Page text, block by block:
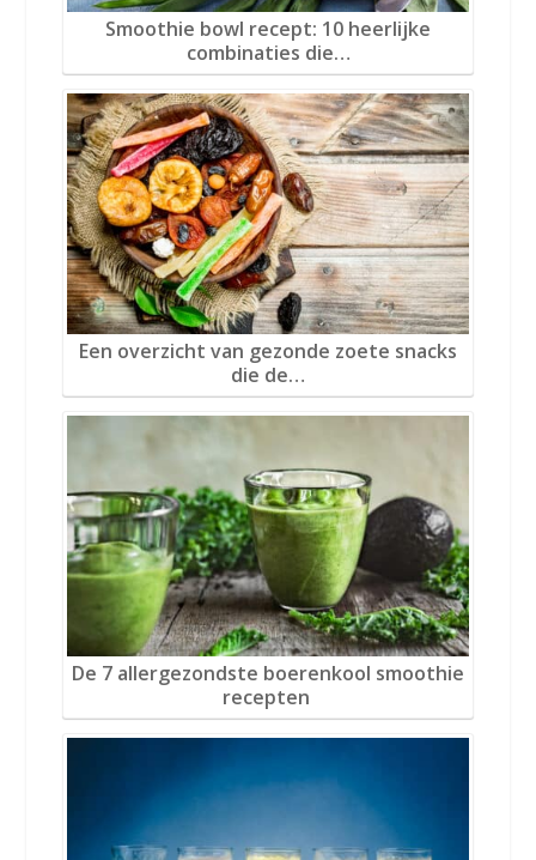
Smoothie bowl recept: 10 heerlijke
combinaties die…
Een overzicht van gezonde zoete snacks
die de…
De 7 allergezondste boerenkool smoothie
recepten